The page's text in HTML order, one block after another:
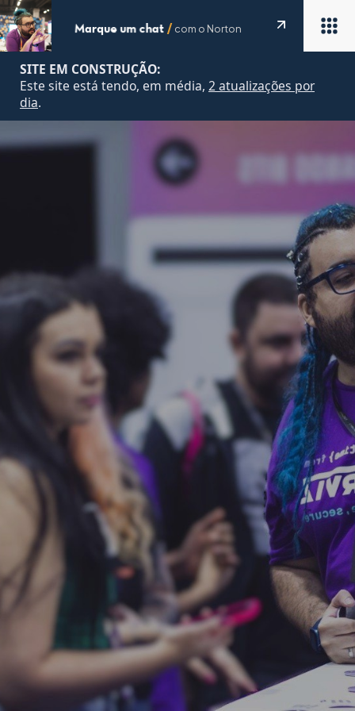
Marque um chat / com o Norton
SITE EM CONSTRUÇÃO:
Este site está tendo, em média, 2 atualizações por
dia.